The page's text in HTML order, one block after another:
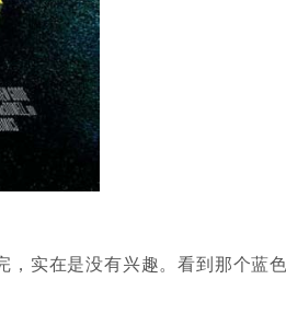
实在是没有兴趣。看到那个蓝